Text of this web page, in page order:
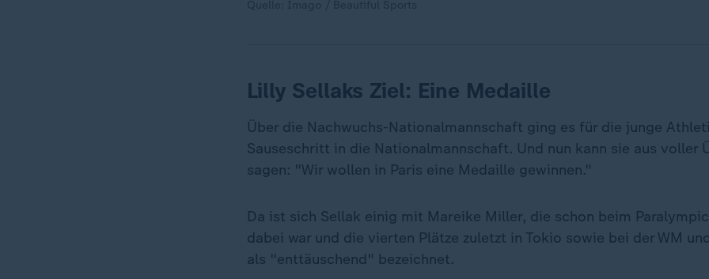
Lilly Sellaks Ziel: Eine Medaille
Über die Nachwuchs-Nationalmannschaft ging es für die junge
Sauseschritt in die Nationalmannschaft. Und nun kann sie aus voller
sagen: "Wir wollen in Paris eine Medaille gewinnen."
Da ist sich Sellak einig mit Mareike Miller, die schon beim
dabei war und die vierten Plätze zuletzt in Tokio sowie bei der WM
als "enttäuschend" bezeichnet.